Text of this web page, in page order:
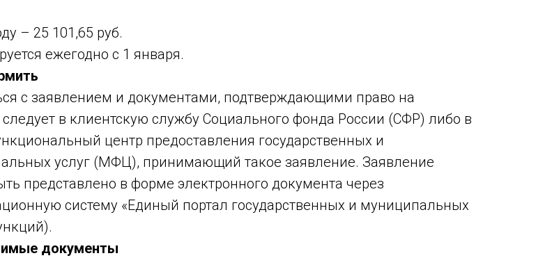
– 25 101,65 руб.
ежегодно с 1 января.
с заявлением и документами, подтверждающими право на
следует в клиентскую службу Социального фонда России (СФР) либо в
центр предоставления государственных и
услуг (МФЦ), принимающий такое заявление. Заявление
представлено в форме электронного документа через
систему «Единый портал государственных и муниципальных
документы